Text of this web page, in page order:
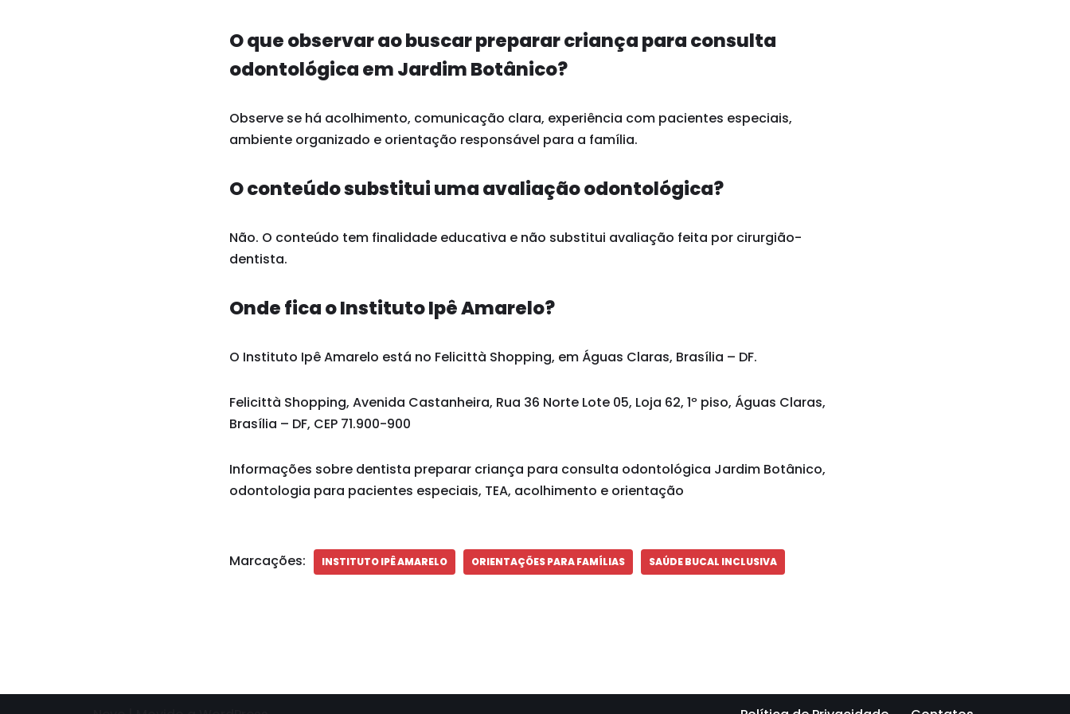
O que observar ao buscar preparar criança para consulta
odontológica em Jardim Botânico?
Observe se há acolhimento, comunicação clara, experiência com pacientes especiais,
ambiente organizado e orientação responsável para a família.
O conteúdo substitui uma avaliação odontológica?
Não. O conteúdo tem finalidade educativa e não substitui avaliação feita por cirurgião-
dentista.
Onde fica o Instituto Ipê Amarelo?
O Instituto Ipê Amarelo está no Felicittà Shopping, em Águas Claras, Brasília – DF.
Felicittà Shopping, Avenida Castanheira, Rua 36 Norte Lote 05, Loja 62, 1º piso, Águas Claras,
Brasília – DF, CEP 71.900-900
Informações sobre dentista preparar criança para consulta odontológica Jardim Botânico,
odontologia para pacientes especiais, TEA, acolhimento e orientação
Marcações: INSTITUTO IPÊ AMARELO ORIENTAÇÕES PARA FAMÍLIAS SAÚDE BUCAL INCLUSIVA